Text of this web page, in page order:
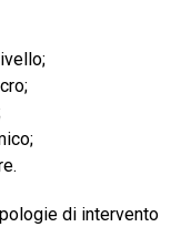
di intervento